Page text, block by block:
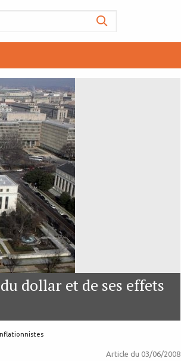
dollar et de ses effets
Article du 03/06/2008